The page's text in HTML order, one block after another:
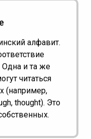
алфавит.
Одна и та же
читаться
(например,
thought). Это